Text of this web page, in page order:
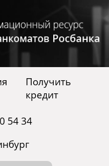
Получить
кредит
54 34